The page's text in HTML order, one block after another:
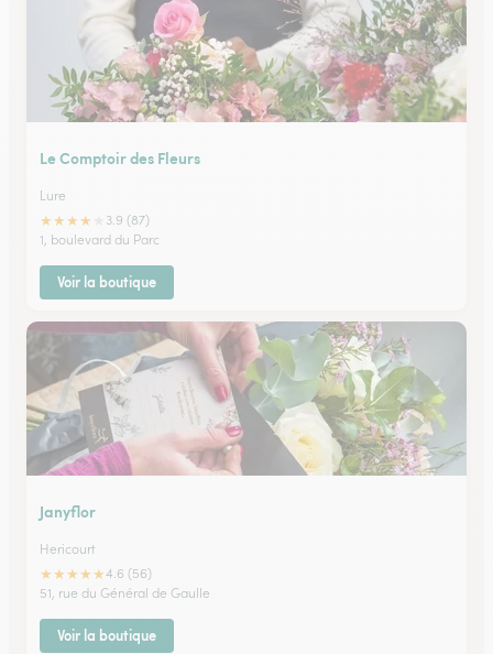
Le Comptoir des Fleurs
Lure
★★★★
3.9 (87)
1, boulevard du Parc
Voir la boutique
Janyflor
Hericourt
★★★★★4.6 (56)
51, rue du Général de Gaulle
Voir la boutique